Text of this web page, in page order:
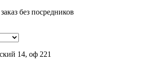
без посредников
14, оф 221